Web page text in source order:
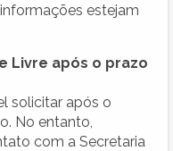
estejam
Livre após o prazo
solicitar após o
No entanto,
com a Secretaria